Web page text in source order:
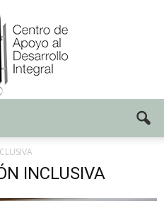
INCLUSIVA